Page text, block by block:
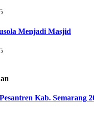
Menjadi Masjid
Kab. Semarang